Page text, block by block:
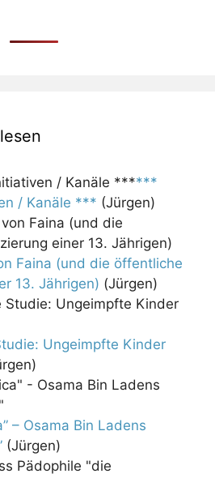
***
/ Kanäle *** (Jürgen)
Faina (und die öffentliche
13. Jährigen) (Jürgen)
Ungeimpfte Kinder
– Osama Bin Ladens
(Jürgen)